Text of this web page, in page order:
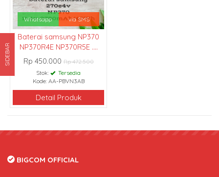
Whatsapp via SMS
Baterai samsung NP370
NP370R4E NP370R5E ....
Rp 450.000Rp 472.500
Stok:
Tersedia
Kode: AA-PBVN3AB
Detail Produk
SIDEBAR
BIGCOM OFFICIAL